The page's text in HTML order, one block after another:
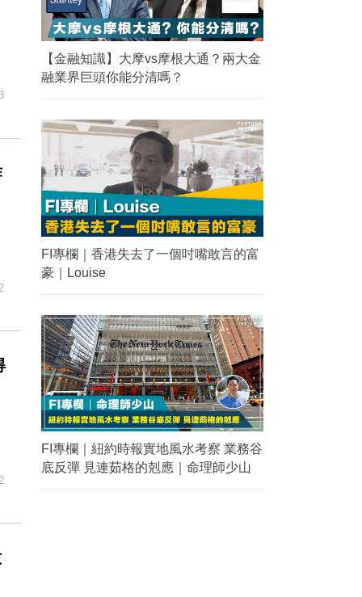
【金融知識】大摩vs摩根大通？兩大金
融業界巨頭你能分清嗎？
FI專欄｜香港失去了一個吋嘴敢言的富
豪｜Louise
FI專欄｜紐約時報實地風水考察 業務谷
底反彈 見連茹格的剋應｜命理師少山